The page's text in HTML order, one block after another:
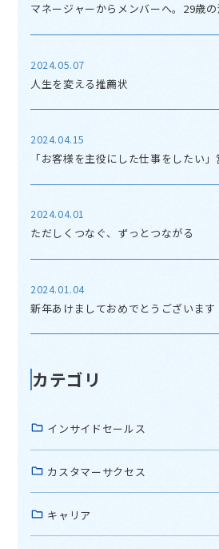
マネージャーからメンバーへ。29歳の
2024.05.07
人生を変える推薦状
2024.04.15
「お客様を主役にした仕事をしたい
2024.04.01
ただしくつなぐ、ずっとつながる
2024.01.04
新年あけましておめでとうございます
カテゴリ
インサイドセールス
カスタマーサクセス
キャリア